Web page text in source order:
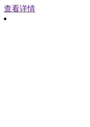
查看详情